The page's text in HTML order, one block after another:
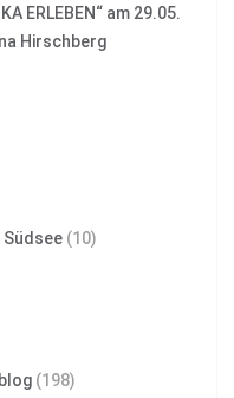
ERLEBEN“ am 29.05.
Hirschberg
Südsee (10)
(198)